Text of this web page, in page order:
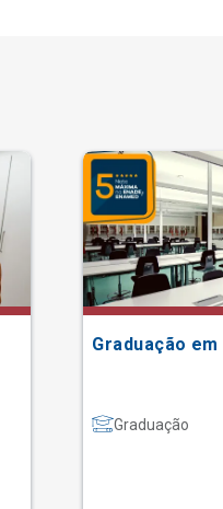
Graduação
Graduação